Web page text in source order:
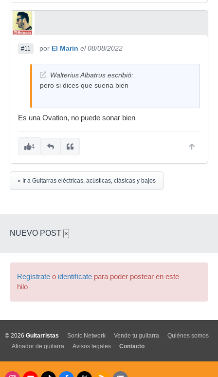
#11 por El Marin el 08/08/2022
Walterius Albatrus escribió:
pero si dices que suena bien
Es una Ovation, no puede sonar bien
4
« Ir a Guitarras eléctricas, acústicas, clásicas y bajos
NUEVO POST ×
Regístrate o identifícate para poder postear en este
hilo
© 2026 Guitarristas Sonic Network Vende tu guitarra
Quiénes somos
Afinador de guitarra
Avisos legales Contacto